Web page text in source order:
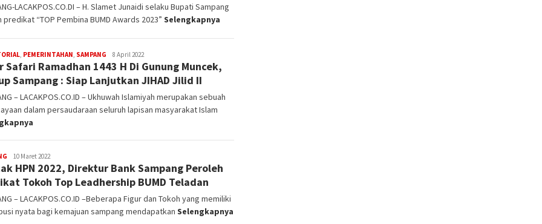
LACAKPOS.CO.DI – H. Slamet Junaidi selaku Bupati Sampang
predikat “TOP Pembina BUMD Awards 2023” Selengkapnya
, PEMERINTAHAN, SAMPANG Redaksi
8 April 2022
Safari Ramadhan 1443 H Di Gunung Muncek,
Sampang : Siap Lanjutkan JIHAD Jilid II
– LACAKPOS.CO.ID – Ukhuwah Islamiyah merupakan sebuah
dalam persaudaraan seluruh lapisan masyarakat Islam
Redaksi
10 Maret 2022
HPN 2022, Direktur Bank Sampang Peroleh
Tokoh Top Leadhership BUMD Teladan
– LACAKPOS.CO.ID –Beberapa Figur dan Tokoh yang memiliki
nyata bagi kemajuan sampang mendapatkan Selengkapnya